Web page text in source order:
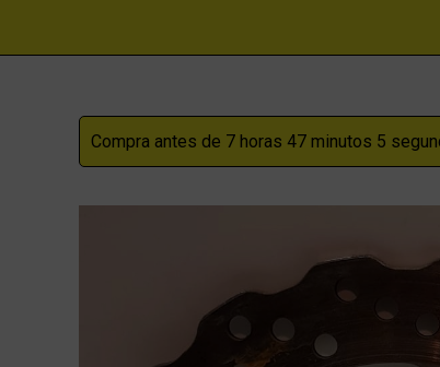
Compra antes de 7 horas 47 minutos 4